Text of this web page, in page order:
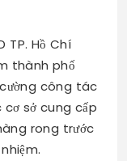
TP. Hồ Chí
thành phố
công tác
sở cung cấp
rong trước